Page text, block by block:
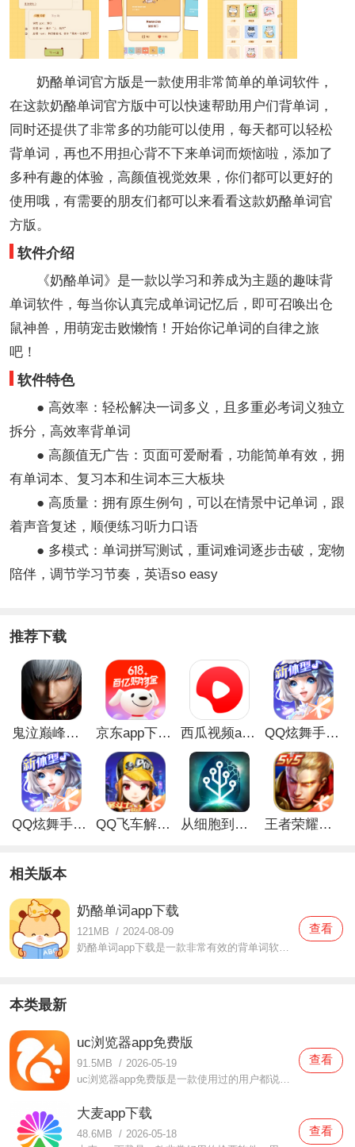
奶酪单词官方版是一款使用非常简单的单词软件，
在这款奶酪单词官方版中可以快速帮助用户们背单词，
同时还提供了非常多的功能可以使用，每天都可以轻松
背单词，再也不用担心背不下来单词而烦恼啦，添加了
多种有趣的体验，高颜值视觉效果，你们都可以更好的
使用哦，有需要的朋友们都可以来看看这款奶酪单词官
方版。
软件介绍
《奶酪单词》是一款以学习和养成为主题的趣味背
单词软件，每当你认真完成单词记忆后，即可召唤出仓
鼠神兽，用萌宠击败懒惰！开始你记单词的自律之旅
吧！
软件特色
● 高效率：轻松解决一词多义，且多重必考词义独立
拆分，高效率背单词
● 高颜值无广告：页面可爱耐看，功能简单有效，拥
有单词本、复习本和生词本三大板块
● 高质量：拥有原生例句，可以在情景中记单词，跟
着声音复述，顺便练习听力口语
● 多模式：单词拼写测试，重词难词逐步击破，宠物
陪伴，调节学习节奏，英语so easy
推荐下载
鬼泣巅峰之战最新破解版 京东app下载安装 西瓜视频app安卓版 QQ炫舞手游破解版
QQ炫舞手游解锁版 QQ飞车解锁版无限钻石最新版 从细胞到奇点手游 王者荣耀无限点券解锁版
相关版本
奶酪单词app下载
121MB / 2024-08-09
奶酪单词app下载是一款非常有效的背单词软件，在这款奶酪单词app下载中拥有非常多不同的单词，为了让用户们都可以轻松将这些单词背下来，提供了非常有趣的玩法，你们都可以通过多方面的体验来背单词的，整个过程都不会觉得枯燥无味，还有可爱的宠物可以一起玩哦，你们都可以
查看
本类最新
uc浏览器app免费版
91.5MB / 2026-05-19
uc浏览器app免费版是一款使用过的用户都说好用的浏览器软件，在这款uc浏览器app免费版中都为用户们打造了非常多便利的功能，当你们在体验的时候都可以变，快速的搜索引擎功能可以帮助用户们更快的找到各种信息，而且还有很多有趣的书籍可以自由浏览阅读的哦，有需要
查看
大麦app下载
48.6MB / 2026-05-18
查看